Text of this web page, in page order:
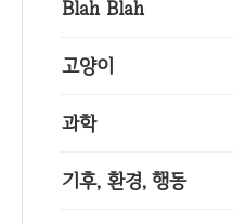
Blah Blah
고양이
과학
기후, 환경, 행동